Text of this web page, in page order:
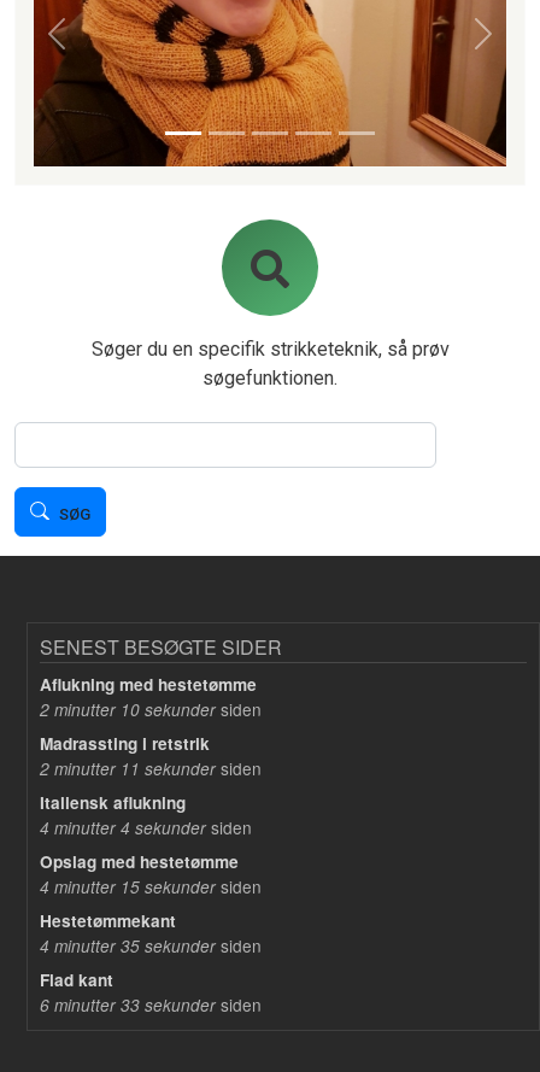
Forrige Næste
Søger du en specifik strikketeknik, så prøv
søgefunktionen.
SØG
SENEST BESØGTE SIDER
Aflukning med hestetømme
2 minutter 10 sekundersiden
Madrassting i retstrik
2 minutter 11 sekundersiden
Italiensk aflukning
4 minutter 4 sekundersiden
Opslag med hestetømme
4 minutter 15 sekundersiden
Hestetømmekant
4 minutter 35 sekundersiden
Flad kant
6 minutter 33 sekundersiden